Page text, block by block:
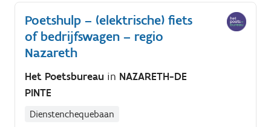
Poetshulp – (elektrische) fiets
of bedrijfswagen – regio
Nazareth
Het Poetsbureau in NAZARETH-DE
PINTE
Dienstenchequebaan